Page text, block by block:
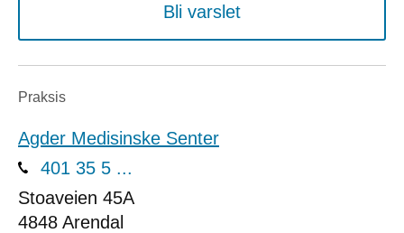
Bli varslet
Praksis
Agder Medisinske Senter
401 35 5 ...
Stoaveien 45A
4848 Arendal